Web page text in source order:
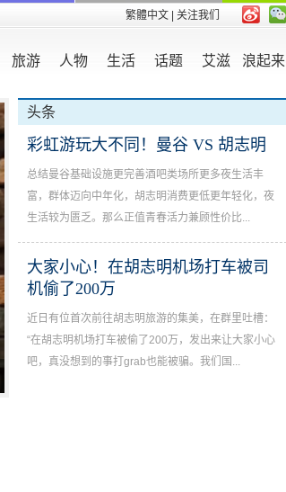
繁體中文 | 关注我们
旅游 人物 生活 话题 艾滋 浪起来
头条
彩虹游玩大不同！曼谷 VS 胡志明
总结曼谷基础设施更完善酒吧类场所更多夜生活丰
富，群体迈向中年化，胡志明消费更低更年轻化，夜
生活较为匮乏。那么正值青春活力兼顾性价比...
大家小心！在胡志明机场打车被司
机偷了200万
近日有位首次前往胡志明旅游的集美，在群里吐槽：
“在胡志明机场打车被偷了200万，发出来让大家小心
吧，真没想到的事打grab也能被骗。我们国...